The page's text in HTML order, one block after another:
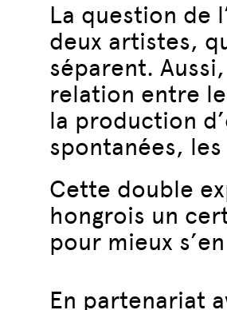
La question de
deux artistes,
séparent.
relation entre
la production
spontanées,
Cette double
hongrois un
pour mieux
En partenariat